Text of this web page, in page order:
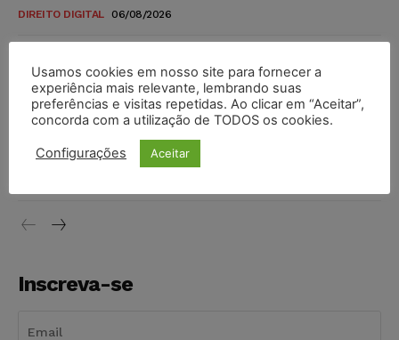
DIREITO DIGITAL 06/08/2026
invioláveis após assinatura digital e lacração
NOTÍCIAS 06/08/2026
STF inicia julgamento sobre constitucionalidade da
proibição dos jogos de azar no Brasil
Inscreva-se
Usamos cookies em nosso site para fornecer a
experiência mais relevante, lembrando suas
preferências e visitas repetidas. Ao clicar em “Aceitar”,
concorda com a utilização de TODOS os cookies.
Configurações Aceitar